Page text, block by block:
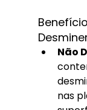
Não
nas